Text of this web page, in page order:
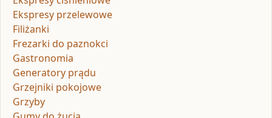
Ekspresy przelewowe
Filiżanki
Frezarki do paznokci
Gastronomia
Generatory prądu
Grzejniki pokojowe
Grzyby